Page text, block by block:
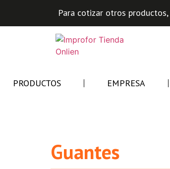
Para cotizar otros
PRODUCTOS EMPRESA
Guantes